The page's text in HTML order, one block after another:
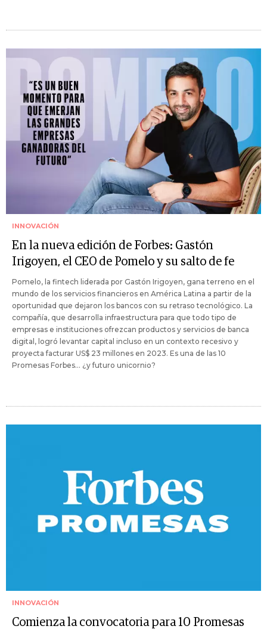
INNOVACIÓN
En la nueva edición de Forbes: Gastón
Irigoyen, el CEO de Pomelo y su salto de fe
Pomelo, la fintech liderada por Gastón Irigoyen, gana terreno en el
mundo de los servicios financieros en América Latina a partir de la
oportunidad que dejaron los bancos con su retraso tecnológico. La
compañía, que desarrolla infraestructura para que todo tipo de
empresas e instituciones ofrezcan productos y servicios de banca
digital, logró levantar capital incluso en un contexto recesivo y
proyecta facturar US$ 23 millones en 2023. Es una de las 10
Promesas Forbes... ¿y futuro unicornio?
INNOVACIÓN
Comienza la convocatoria para 10 Promesas